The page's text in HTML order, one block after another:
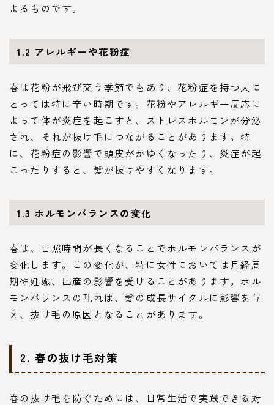
よるものです。
1.2 アレルギーや花粉症
春は花粉が飛び交う季節でもあり、花粉症を持つ人に
とっては特に辛い時期です。花粉やアレルギー反応に
よって体が炎症を起こすと、ストレスホルモンが分泌
され、それが抜け毛につながることがあります。特
に、花粉症の影響で頭皮がかゆくなったり、炎症が起
こったりすると、髪が抜けやすくなります。
1.3 ホルモンバランスの変化
春は、日照時間が長くなることでホルモンバランスが
変化します。この変化が、特に女性においては月経周
期や妊娠、出産の影響を受けることがあります。ホル
モンバランスの乱れは、髪の成長サイクルに影響を与
え、抜け毛の原因となることがあります。
2. 春の抜け毛対策
春の抜け毛を防ぐためには、日常生活で実践できる対